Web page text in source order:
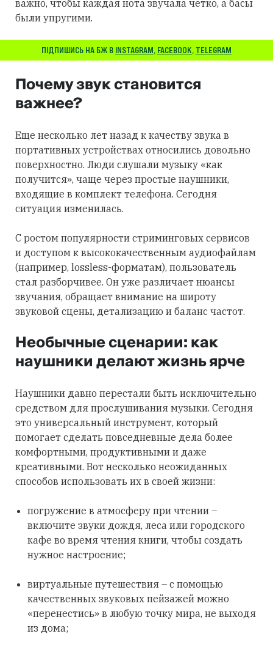
важно, чтобы каждая нота звучала четко, а басы
были упругими.
ПІДПИШИСЬ НА БЖ В INSTAGRAM, FACEBOOK, TELEGRAM
Почему звук становится
важнее?
Еще несколько лет назад к качеству звука в
портативных устройствах относились довольно
поверхностно. Люди слушали музыку «как
получится», чаще через простые наушники,
входящие в комплект телефона. Сегодня
ситуация изменилась.
С ростом популярности стриминговых сервисов
и доступом к высококачественным аудиофайлам
(например, lossless-форматам), пользователь
стал разборчивее. Он уже различает нюансы
звучания, обращает внимание на широту
звуковой сцены, детализацию и баланс частот.
Необычные сценарии: как
наушники делают жизнь ярче
Наушники давно перестали быть исключительно
средством для прослушивания музыки. Сегодня
это универсальный инструмент, который
помогает сделать повседневные дела более
комфортными, продуктивными и даже
креативными. Вот несколько неожиданных
способов использовать их в своей жизни:
погружение в атмосферу при чтении –
включите звуки дождя, леса или городского
кафе во время чтения книги, чтобы создать
нужное настроение;
виртуальные путешествия – с помощью
качественных звуковых пейзажей можно
«перенестись» в любую точку мира, не выходя
из дома;